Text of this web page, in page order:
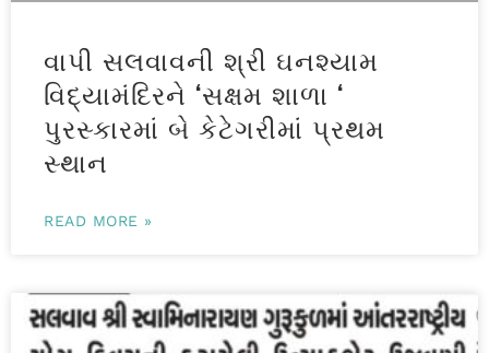
વાપી સલવાવની શ્રી ઘનશ્યામ
વિદ્યામંદિરને ‘સક્ષમ શાળા ‘
પુરસ્કારમાં બે કેટેગરીમાં પ્રથમ
સ્થાન
READ MORE »